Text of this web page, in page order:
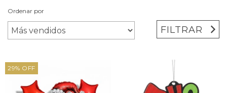
Ordenar por
FILTRAR
29% OFF